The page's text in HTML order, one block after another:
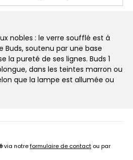
nobles : le verre soufflé est à
Buds, soutenu par une base
la pureté de ses lignes. Buds 1
dans les teintes marron ou
que la lampe est allumée ou
via notreformulaire de contact ou par